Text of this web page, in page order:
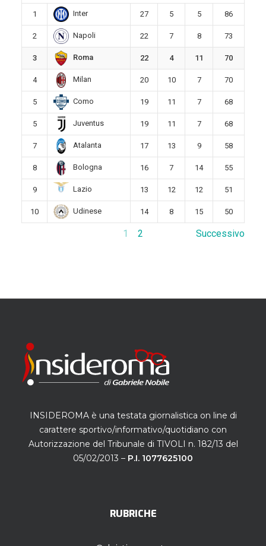
1 Inter 27 5 5 86
2 Napoli 22 7 8 73
3 Roma 22 4 11 70
4 Milan 20 10 7 70
5 Como 19 11 7 68
5 Juventus 19 11 7 68
7 Atalanta 17 13 9 58
8 Bologna 16 7 14 55
9 Lazio 13 12 12 51
10 Udinese 14 8 15 50
1 2 Successivo
INSIDEROMA è una testata giornalistica on line di
carattere sportivo/informativo/quotidiano con
Autorizzazione del Tribunale di TIVOLI n. 182/13 del
05/02/2013 – P.I. 1077625100
RUBRICHE